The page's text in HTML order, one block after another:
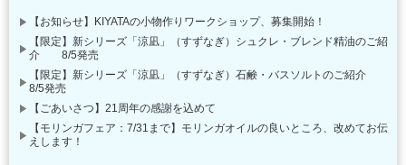
【お知らせ】KIYATAの小物作りワークショップ、募集開始！
【限定】新シリーズ「涼凪」（すずなぎ）シュクレ・ブレンド精油のご紹
介 8/5発売
【限定】新シリーズ「涼凪」（すずなぎ）石鹸・バスソルトのご紹介
8/5発売
【ごあいさつ】21周年の感謝を込めて
【モリンガフェア：7/31まで】モリンガオイルの良いところ、改めてお伝
えします！